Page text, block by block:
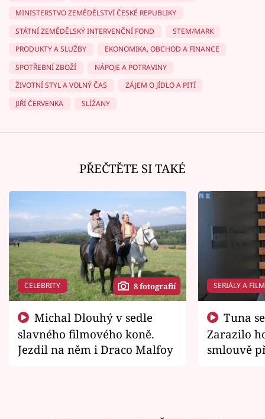
MINISTERSTVO ZEMĚDĚLSTVÍ ČESKÉ REPUBLIKY
STÁTNÍ ZEMĚDĚLSKÝ INTERVENČNÍ FOND
STEM/MARK
PRODUKTY A SLUŽBY
EKONOMIKA, OBCHOD A FINANCE
SPOTŘEBNÍ ZBOŽÍ
NÁPOJE A POTRAVINY
ŽIVOTNÍ STYL A VOLNÝ ČAS
ZÁJEM O JÍDLO A PITÍ
JIŘÍ ČERVENKA
SLÍŽANY
PŘEČTĚTE SI TAKÉ
CELEBRITY 8 fotografií
slavného filmového koně.
Jezdil na něm i Draco Malfoy
SERIÁLY A
Zarazilo
smlouvě